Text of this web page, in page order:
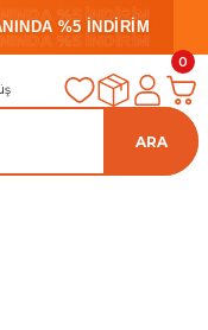
%5 İNDİRİM
%5 İNDİRİM
%5 İNDİRİM
ARA
0